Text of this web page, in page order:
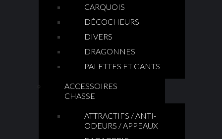
CARQUOIS
DÉCOCHEURS
DIVERS
DRAGONNES
PALETTES ET GANTS
ACCESSOIRES
CHASSE
ATTRACTIFS / ANTI-
ODEURS / APPEAUX